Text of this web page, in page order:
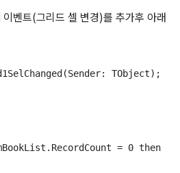
벤트(그리드 셀 변경)를 추가후 아래
TObject);
= 0 then